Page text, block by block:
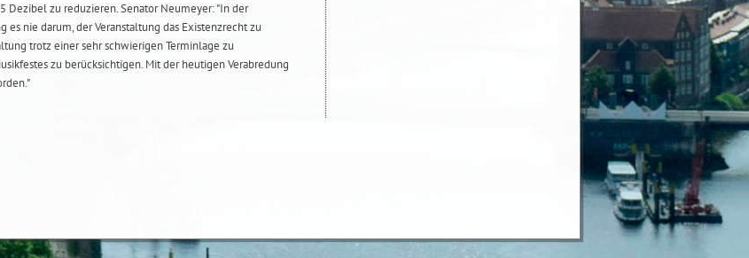
Dezibel zu reduzieren. Senator Neumeyer: "In der
es nie darum, der Veranstaltung das Existenzrecht zu
trotz einer sehr schwierigen Terminlage zu
zu berücksichtigen. Mit der heutigen Verabredung